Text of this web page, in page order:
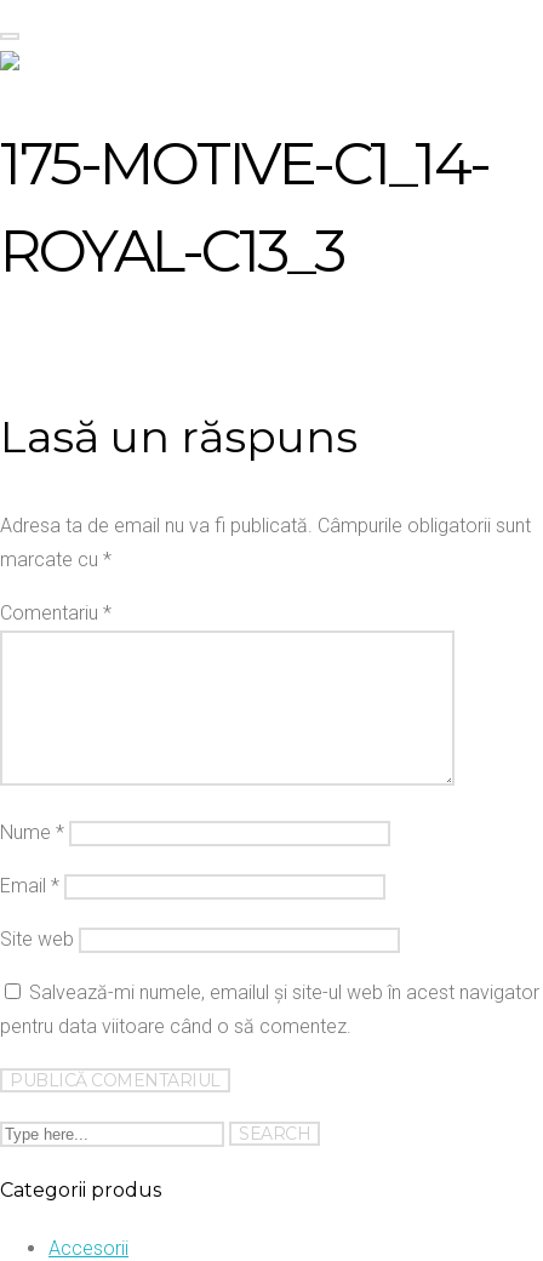
175-MOTIVE-C1_14-
ROYAL-C13_3
Lasă un răspuns
Adresa ta de email nu va fi publicată. Câmpurile obligatorii sunt
marcate cu *
Comentariu *
Nume *
Email *
Site web
Salvează-mi numele, emailul și site-ul web în acest navigator
pentru data viitoare când o să comentez.
Categorii produs
Accesorii